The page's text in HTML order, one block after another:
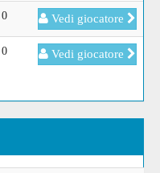
0 Vedi giocatore
0 Vedi giocatore